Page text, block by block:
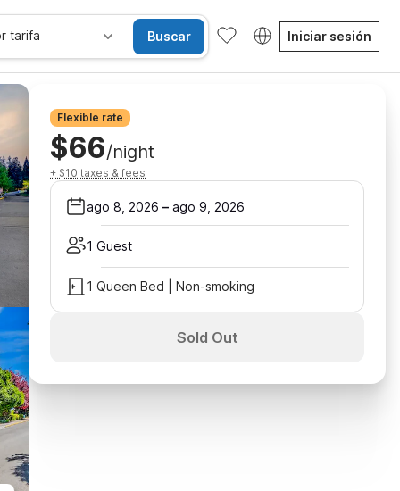
tarifa Buscar Iniciar sesión
Flexible rate
$66/night
+ $10 taxes & fees
ago 8, 2026 – ago 9, 2026
1 Guest
1 Queen Bed | Non-smoking
Sold Out